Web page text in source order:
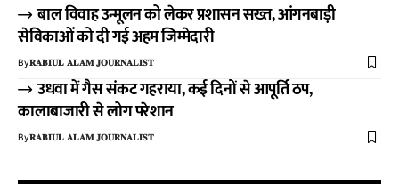
बाल विवाह उन्मूलन को लेकर प्रशासन सख्त, आंगनबाड़ी
सेविकाओं को दी गई अहम जिम्मेदारी
By𝐑𝐀𝐁𝐈𝐔𝐋 𝐀𝐋𝐀𝐌 𝐉𝐎𝐔𝐑𝐍𝐀𝐋𝐈𝐒𝐓
उधवा में गैस संकट गहराया, कई दिनों से आपूर्ति ठप,
कालाबाजारी से लोग परेशान
By𝐑𝐀𝐁𝐈𝐔𝐋 𝐀𝐋𝐀𝐌 𝐉𝐎𝐔𝐑𝐍𝐀𝐋𝐈𝐒𝐓